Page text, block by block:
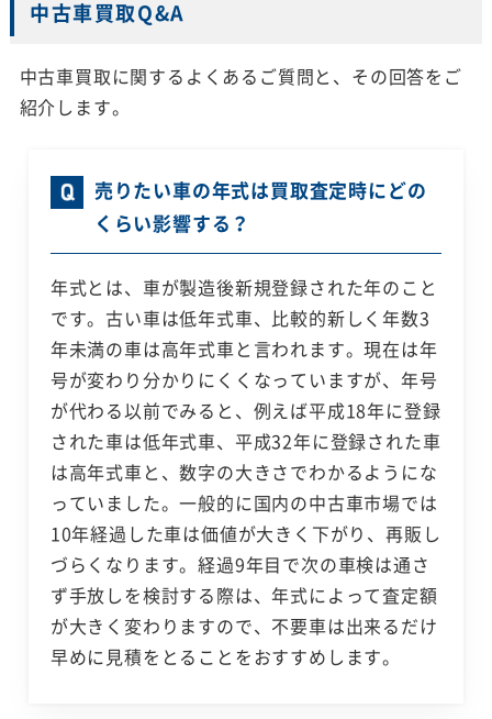
中古車買取Q&A
中古車買取に関するよくあるご質問と、その回答をご
紹介します。
売りたい車の年式は買取査定時にどの
くらい影響する？
年式とは、車が製造後新規登録された年のこと
です。古い車は低年式車、比較的新しく年数3
年未満の車は高年式車と言われます。現在は年
号が変わり分かりにくくなっていますが、年号
が代わる以前でみると、例えば平成18年に登録
された車は低年式車、平成32年に登録された車
は高年式車と、数字の大きさでわかるようにな
っていました。一般的に国内の中古車市場では
10年経過した車は価値が大きく下がり、再販し
づらくなります。経過9年目で次の車検は通さ
ず手放しを検討する際は、年式によって査定額
が大きく変わりますので、不要車は出来るだけ
早めに見積をとることをおすすめします。